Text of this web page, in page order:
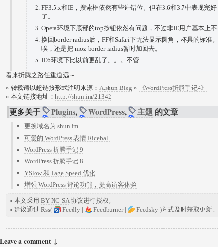
FF3.5.x和IE，搜索框依然有些许错位。但在3.6和3.7中表现完
了。
Opera环境下底部的top按钮依然有问题，不过非IE用户基本上
换回border-radius后，FF和Safari下无法显示圆角，杯具的标准
唉，还是把-moz-border-radius暂时加回去。
IE6环境下比以前更乱了。。。不管
看来折腾之路任重道远～
» 转载请以超链接形式注明来源： A.shun Blog »
《WordPress折腾手记4》
» 本文链接地址： http://shun.im/21342
更多关于 Plugins, WordPress, 主题 的文章
更换域名为 shun.im
可爱的 WordPress 表情 Riceball
WordPress 折腾手记 9
WordPress 折腾手记 8
YSlow 和 Page Speed 优化
增强 WordPress 评论功能，提高访客体验
» 本文采用 BY-NC-SA协议进行授权。
» 建议通过 Rss(
Feedly | Feedburner| Feedsky )方式及时获取更新。
Leave a comment ↓